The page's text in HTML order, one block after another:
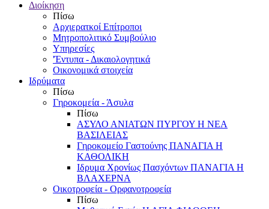
Διοίκηση
Πίσω
Αρχιερατκοί Επίτροποι
Μητροπολιτικό Συμβούλιο
Υπηρεσίες
'Έντυπα - Δικαιολογητικά
Οικονομικά στοιχεία
Ιδρύματα
Πίσω
Γηροκομεία - Άσυλα
Πίσω
ΑΣΥΛΟ ΑΝΙΑΤΩΝ ΠΥΡΓΟΥ Η ΝΕΑ
ΒΑΣΙΛΕΙΑΣ
Γηροκομείο Γαστούνης ΠΑΝΑΓΙΑ Η
ΚΑΘΟΛΙΚΗ
Ιδρυμα Χρονίως Πασχόντων ΠΑΝΑΓΙΑ Η
ΒΛΑΧΕΡΝΑ
Οικοτροφεία - Ορφανοτροφεία
Πίσω